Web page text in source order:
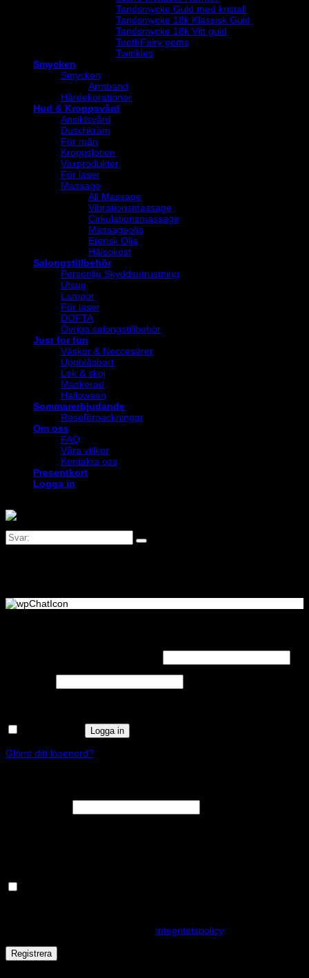
Tandsmycke Guld med kristall
Tandsmycke 18k Klassisk Guld
Tandsmycke 18k Vitt guld
ToothFairy gems
Twinkles
Smycken
Smycken
Armband
Hårdekorationer
Hud & Kroppsvård
Ansiktsvård
Duschkräm
För män
Kroppslotion
Vaxprodukter
För laser
Massage
All Massage
Vibrationsmassage
Cirkulationsmassage
Massageolja
Eterisk Olja
Hälsokost
Salongstillbehör
Personlig Skyddsutrustning
Utsug
Lampor
För laser
DOFTA
Övriga salongstillbehör
Just for fun
Väskor & Neccesärer
Uppblåsbart
Lek & skoj
Maskerad
Halloween
Sommarerbjudande
Reseförpackningar
Om oss
FAQ
Våra villkor
Kontakta oss
Presentkort
Logga in
Logga in
Glömt ditt lösenord?
integritetspolicy.
Registrera